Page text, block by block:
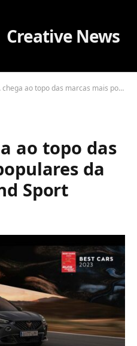
ao topo das marcas mais populares da Auto Motor und Sport
ao topo das
da
Sport